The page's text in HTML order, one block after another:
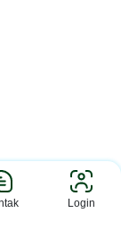
Login